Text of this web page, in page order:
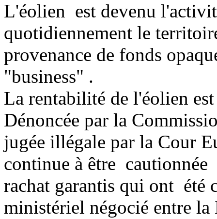
L'éolien est devenu
quotidiennement le
provenance de fonds
"business" .
La rentabilité de l'éolien
Dénoncée par la
jugée illégale par la Cour
continue à être
rachat garantis qui ont été
ministériel négocié entre